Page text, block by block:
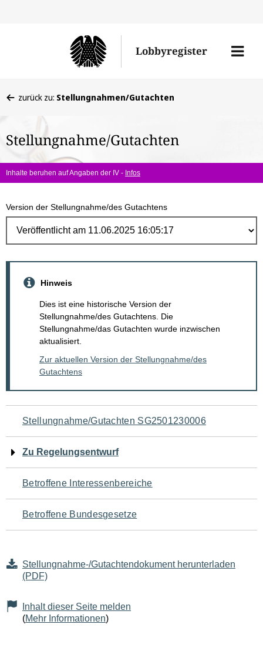
Lobbyregister
Menü
befinden
hier:
zurück zu: Stellungnahmen/Gutachten
Stellungnahme/Gutachten
Inhalte beruhen auf Angaben der IV - Infos
Version der Stellungnahme/des Gutachtens
Hinweis
Dies ist eine historische Version der
Stellungnahme/des Gutachtens. Die
Stellungnahme/das Gutachten wurde inzwischen
aktualisiert.
Zur aktuellen Version der Stellungnahme/des
Gutachtens
Navigation
für
den
Seiteninhalt
Stellungnahme/Gutachten SG2501230006
Zu Regelungsentwurf
Betroffene Interessenbereiche
Betroffene Bundesgesetze
Stellungnahme-/Gutachtendokument herunterladen
(PDF)
Inhalt dieser Seite melden
(Mehr Informationen)